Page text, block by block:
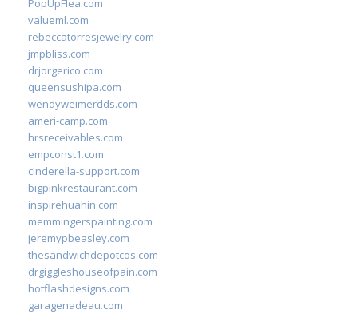
PopUpFlea.com
valueml.com
rebeccatorresjewelry.com
jmpbliss.com
drjorgerico.com
queensushipa.com
wendyweimerdds.com
ameri-camp.com
hrsreceivables.com
empconst1.com
cinderella-support.com
bigpinkrestaurant.com
inspirehuahin.com
memmingerspainting.com
jeremypbeasley.com
thesandwichdepotcos.com
drgiggleshouseofpain.com
hotflashdesigns.com
garagenadeau.com